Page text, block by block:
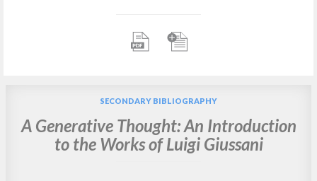
SECONDARY BIBLIOGRAPHY
A Generative Thought: An Introduction
to the Works of Luigi Giussani